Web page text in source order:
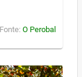
Fonte: O Perobal